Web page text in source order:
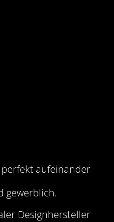
aufeinander
gewerblich.
Designhersteller